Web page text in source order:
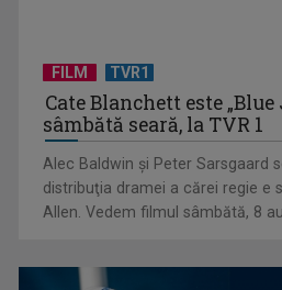
Un reper al cinematografiei
„Roma, oraș deschis”
FILM TVR1
Cate Blanchett este
sâmbătă seară, la TVR 1
Alec Baldwin şi Peter Sarsgaard
distribuţia dramei a cărei regie e
Allen. Vedem filmul sâmbătă, 8